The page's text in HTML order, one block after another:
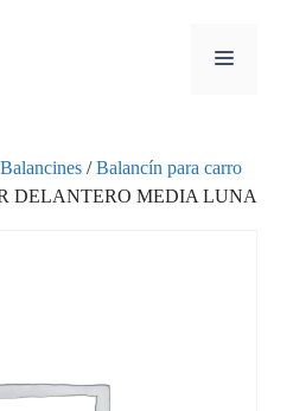
Balancines /Balancín para carro
DELANTERO MEDIA LUNA